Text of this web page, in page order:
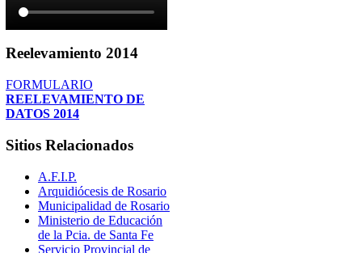
Reelevamiento 2014
FORMULARIO
REELEVAMIENTO DE
DATOS 2014
Sitios Relacionados
A.F.I.P.
Arquidiócesis de Rosario
Municipalidad de Rosario
Ministerio de Educación
de la Pcia. de Santa Fe
Servicio Provincial de